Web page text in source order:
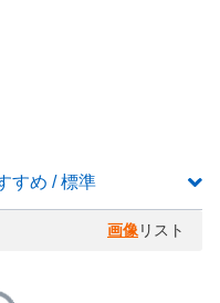
画像 リスト